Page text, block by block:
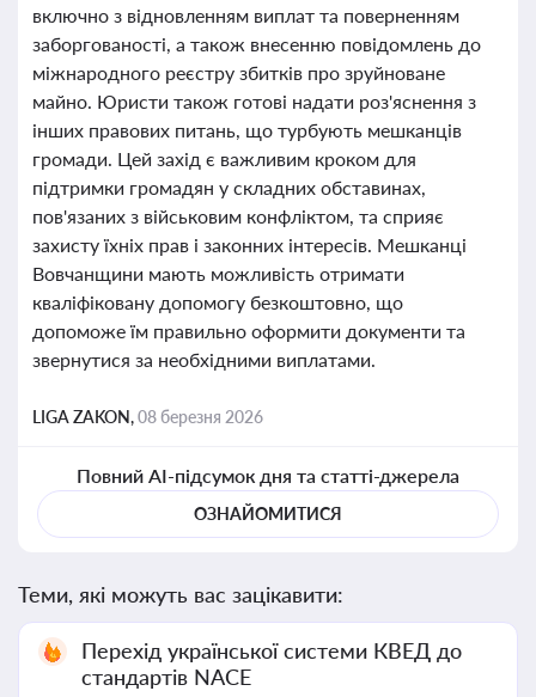
включно з відновленням виплат та поверненням
заборгованості, а також внесенню повідомлень до
міжнародного реєстру збитків про зруйноване
майно. Юристи також готові надати роз'яснення з
інших правових питань, що турбують мешканців
громади. Цей захід є важливим кроком для
підтримки громадян у складних обставинах,
пов'язаних з військовим конфліктом, та сприяє
захисту їхніх прав і законних інтересів. Мешканці
Вовчанщини мають можливість отримати
кваліфіковану допомогу безкоштовно, що
допоможе їм правильно оформити документи та
звернутися за необхідними виплатами.
LIGA ZAKON,08 березня 2026
Повний AI-підсумок дня та статті-джерела
ОЗНАЙОМИТИСЯ
Теми, які можуть вас зацікавити:
Перехід української системи КВЕД до
стандартів NACE